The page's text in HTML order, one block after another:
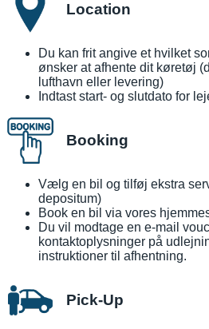
Location
Du kan frit angive et hvilket
ønsker at afhente dit køretøj
lufthavn eller levering)
Indtast start- og slutdato for
Booking
Vælg en bil og tilføj ekstra
depositum)
Book en bil via vores
Du vil modtage en e-mail
kontaktoplysninger på
instruktioner til afhentning.
Pick-Up